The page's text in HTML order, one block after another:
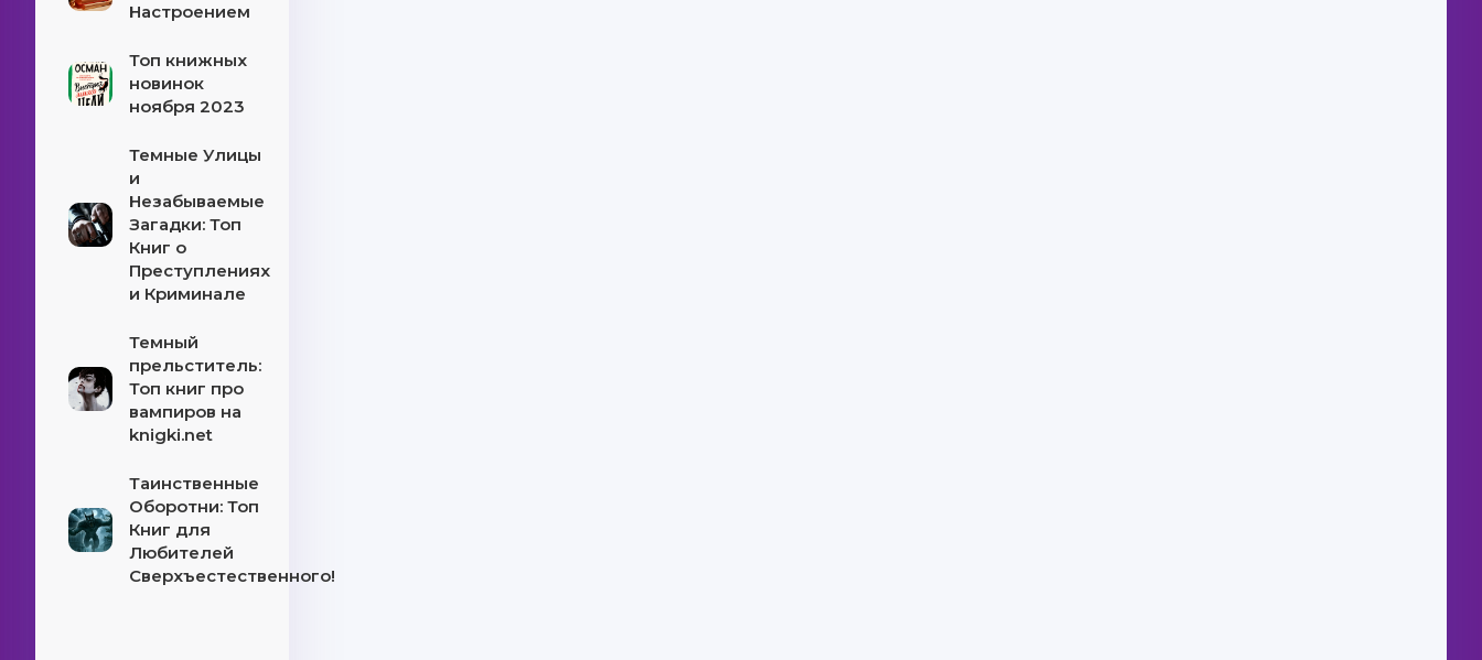
Настроением
Топ книжных
новинок
ноября 2023
Темные Улицы
и
Незабываемые
Загадки: Топ
Книг о
Преступлениях
и Криминале
Темный
прельститель:
Топ книг про
вампиров на
knigki.net
Таинственные
Оборотни: Топ
Книг для
Любителей
Сверхъестественного!